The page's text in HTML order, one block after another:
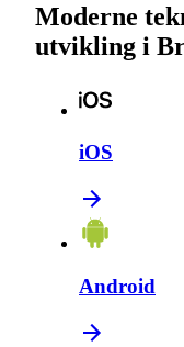
Moderne
utvikling i
iOS
Android